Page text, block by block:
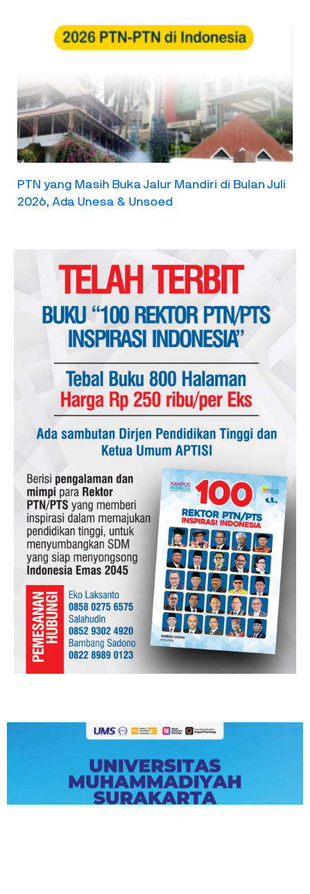
PTN yang Masih Buka Jalur Mandiri di Bulan Juli
2026, Ada Unesa & Unsoed